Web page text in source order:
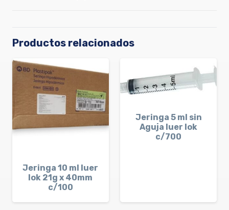
Productos relacionados
Jeringa 10 ml luer
lok 21g x 40mm
c/100
Jeringa 5 ml sin
Aguja luer lok
c/700